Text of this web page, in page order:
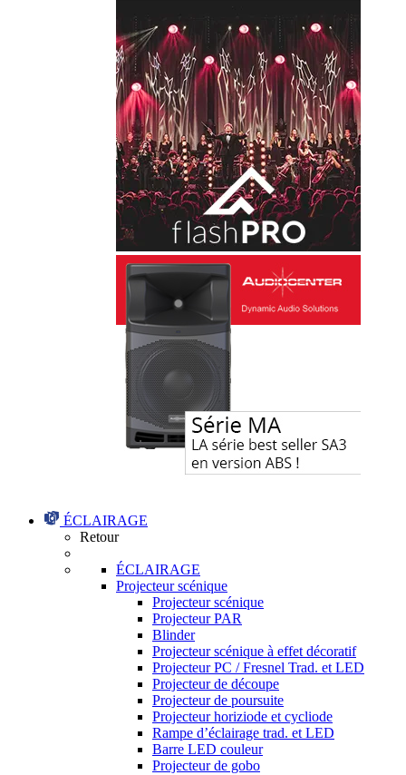
ÉCLAIRAGE
Retour
ÉCLAIRAGE
Projecteur scénique
Projecteur scénique
Projecteur PAR
Blinder
Projecteur scénique à effet décoratif
Projecteur PC / Fresnel Trad. et LED
Projecteur de découpe
Projecteur de poursuite
Projecteur horiziode et cycliode
Rampe d’éclairage trad. et LED
Barre LED couleur
Projecteur de gobo